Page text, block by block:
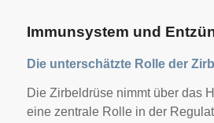
Immunsystem und
Die unterschätzte Rolle der
Die Zirbeldrüse nimmt über das
eine zentrale Rolle in der